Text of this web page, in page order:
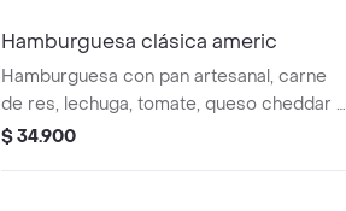
Hamburguesa clásica americ
Hamburguesa con pan artesanal, carne
de res, lechuga, tomate, queso cheddar y
tocineta.
$ 34.900